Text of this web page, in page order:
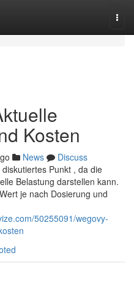
Kosten
News
Discuss
Punkt , da die
Belastung darstellen kann.
je nach Dosierung und
50255091/wegovy-